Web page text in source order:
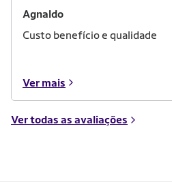
Agnaldo
Custo benefício e qualidade
Ver mais
Ver todas as avaliações